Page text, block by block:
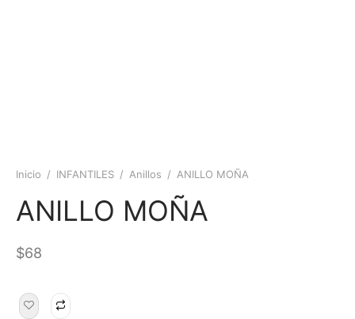
Inicio / INFANTILES / Anillos / ANILLO MOÑA
ANILLO MOÑA
$68